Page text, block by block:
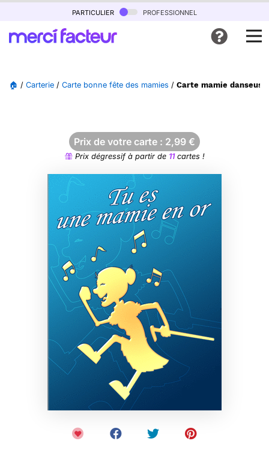
particulier professionnel
🏠 / Carterie / Carte bonne fête des mamies / Carte mamie
Prix de votre carte : 2,99 €
Prix dégressif à partir de 11cartes !